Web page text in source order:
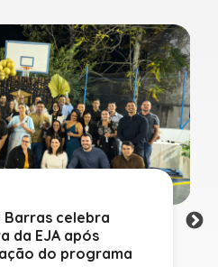
Barras celebra
da EJA após
do programa